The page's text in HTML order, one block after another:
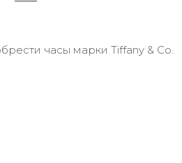
часы марки Tiffany & Co.